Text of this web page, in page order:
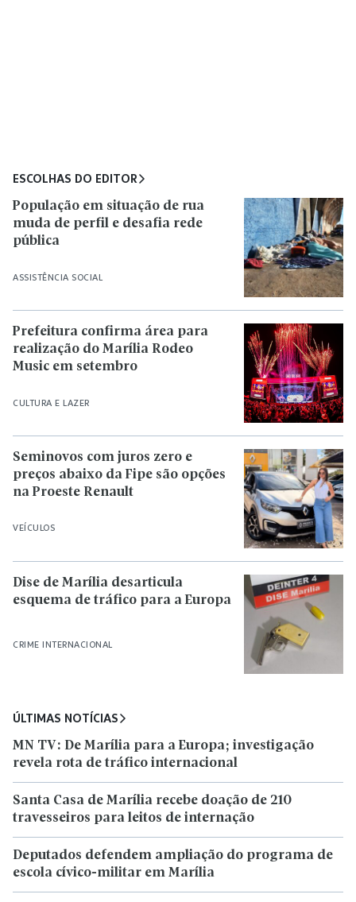
ESCOLHAS DO EDITOR
ASSISTÊNCIA SOCIAL
População em situação de rua
muda de perfil e desafia rede
pública
CULTURA E LAZER
Prefeitura confirma área para
realização do Marília Rodeo
Music em setembro
VEÍCULOS
Seminovos com juros zero e
preços abaixo da Fipe são opções
na Proeste Renault
CRIME INTERNACIONAL
Dise de Marília desarticula
esquema de tráfico para a Europa
ÚLTIMAS NOTÍCIAS
MN TV: De Marília para a Europa; investigação
revela rota de tráfico internacional
Santa Casa de Marília recebe doação de 210
travesseiros para leitos de internação
Deputados defendem ampliação do programa de
escola cívico-militar em Marília